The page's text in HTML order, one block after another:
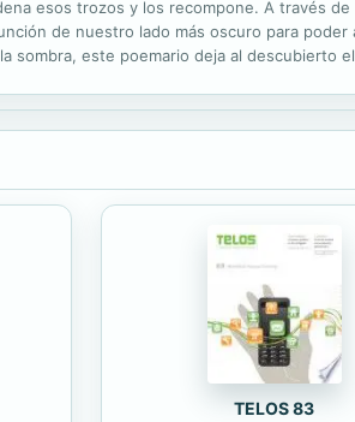
esos trozos y los recompone. A través
de nuestro lado más oscuro para
sombra, este poemario deja al descubierto
TELOS 83